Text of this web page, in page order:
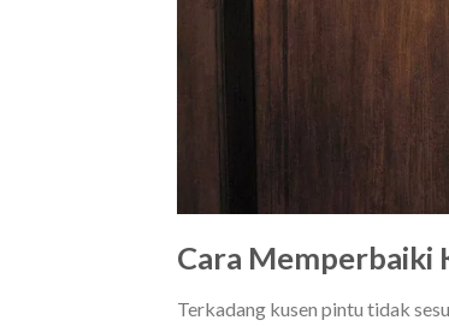
Cara Memperbaiki
Terkadang kusen pintu tidak